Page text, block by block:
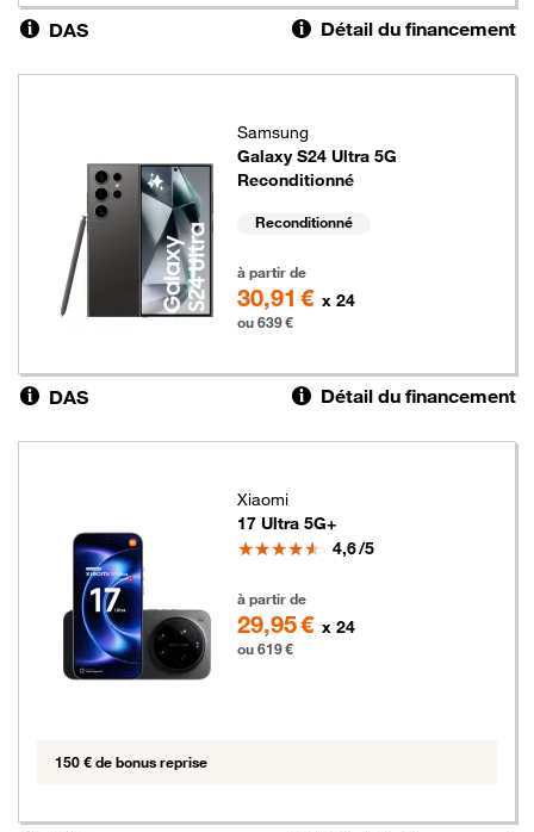
DAS Détail du financement
Samsung
Galaxy S24 Ultra 5G
Reconditionné
Reconditionné
à partir de
30,91 € x 24
ou 639 €
DAS Détail du financement
Xiaomi
17 Ultra 5G+
Note
4,6/5
à partir de
29,95 € x 24
ou 619 €
150 € de bonus reprise